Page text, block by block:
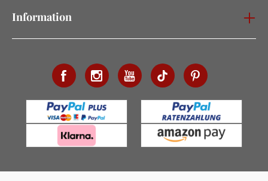
Information